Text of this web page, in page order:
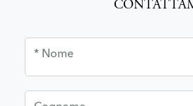
* Nome